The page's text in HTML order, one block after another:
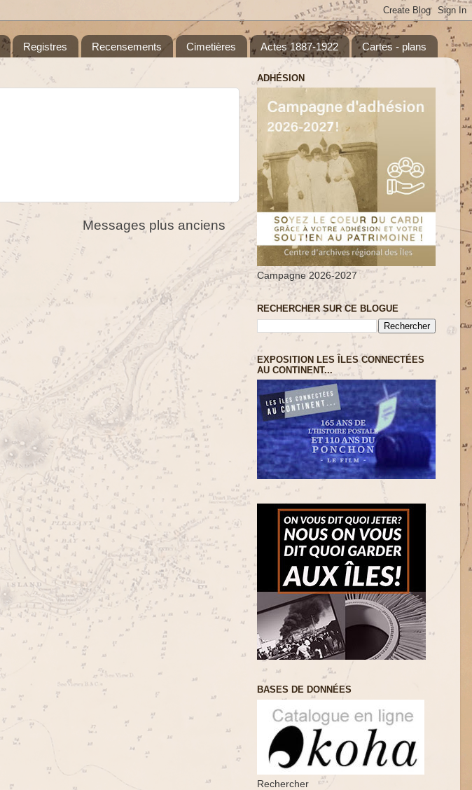
Registres Recensements Cimetières Actes 1887-1922 Cartes - plans
Messages plus anciens
ADHÉSION
Campagne 2026-2027
RECHERCHER SUR CE BLOGUE
EXPOSITION LES ÎLES CONNECTÉES
AU CONTINENT...
BASES DE DONNÉES
Rechercher